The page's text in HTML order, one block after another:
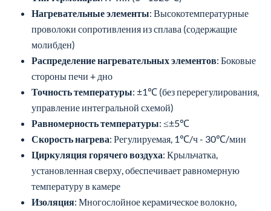
Нагревательные элементы: Высокотемпературные
проволоки сопротивления из сплава (содержащие
молибден)
Распределение нагревательных элементов: Боковые
стороны печи + дно
Точность температуры: ±1℃ (без перерегулирования,
управление интегральной схемой)
Равномерность температуры: ≤±5℃
Скорость нагрева: Регулируемая, 1℃/ч - 30℃/мин
Циркуляция горячего воздуха: Крыльчатка,
установленная сверху, обеспечивает равномерную
температуру в камере
Изоляция: Многослойное керамическое волокно,